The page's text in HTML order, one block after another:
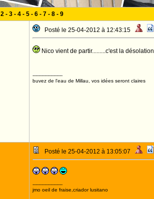
2- 3- 4- 5- 6- 7- 8- 9
Posté le 25-04-2012 à 12:43:15
Nico vient de partir.........c'est la désolation
--------------------
buvez de l'eau de Millau, vos idées seront claires
Posté le 25-04-2012 à 13:05:07
--------------------
jmo oeil de fraise,criador lusitano